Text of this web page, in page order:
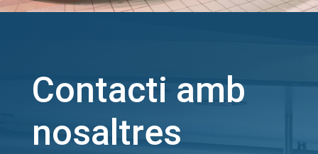
Contacti amb
nosaltres